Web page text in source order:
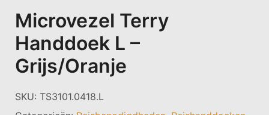
Microvezel Terry
Handdoek L –
Grijs/oranje
SKU: TS3101.0418.L